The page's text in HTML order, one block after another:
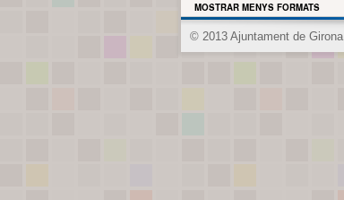
MOSTRAR MENYS FORMATS
© 2013 Ajuntament de Girona